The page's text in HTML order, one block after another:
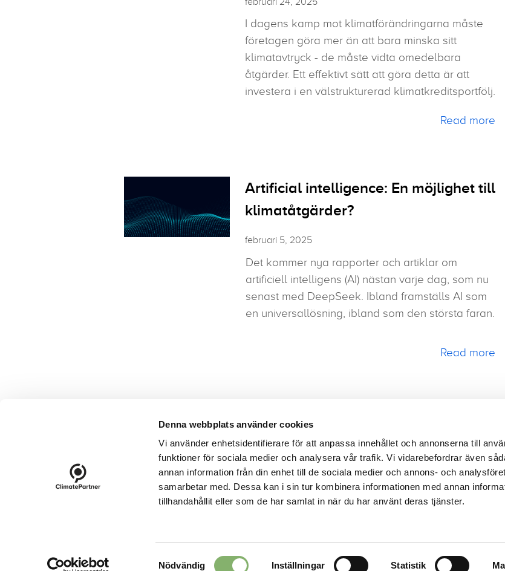
Denna webbplats använder cookies
Vi använder enhetsidentifierare för att anpassa innehållet och annonserna till
funktioner för sociala medier och analysera vår trafik. Vi vidarebefordrar även
annan information från din enhet till de sociala medier och annons- och
samarbetar med. Dessa kan i sin tur kombinera informationen med annan
tillhandahållit eller som de har samlat in när du har använt deras tjänster.
Samtyckesval
Nödvändig Inställningar Statistik
I dagens kamp mot klimatförändringarna måste
företagen göra mer än att bara minska sitt
klimatavtryck - de måste vidta omedelbara
åtgärder. Ett effektivt sätt att göra detta är att
investera i en välstrukturerad klimatkreditsportfölj.
Read more
Artificial intelligence: En möjlighet till
klimatåtgärder?
februari 5, 2025
Det kommer nya rapporter och artiklar om
artificiell intelligens (AI) nästan varje dag, som nu
senast med DeepSeek. Ibland framställs AI som
en universallösning, ibland som den största faran.
Read more
footer-23
Kontakt Protokoll Nyhetsbrev Företagsstruktur Dataintegritet
Cookies
Logga in
Anmäl dig till vårt nyhetsbrev (En)